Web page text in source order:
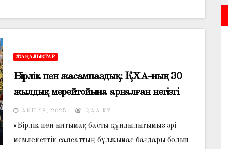
ЖАҢАЛЫҚТАР
Бірлік пен жасампаздық: ҚХА-ның 30
жылдық мерейтойына арналған негізгі
бастамалар
АҚП 28, 2025 QAA.KZ
«Бірлік пен ынтымақ басты құндылығымыз әрі
мемлекеттік саясаттың бұлжымас бағдары болып